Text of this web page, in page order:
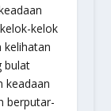
kelok
kelihatan
bulat
keadaan
berputar-